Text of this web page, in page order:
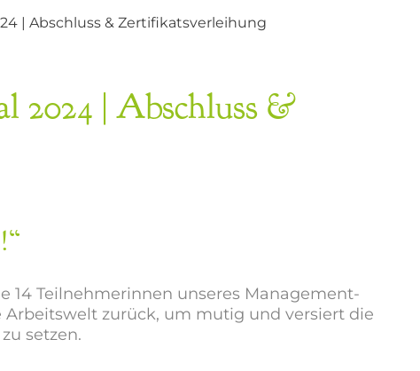
| Abschluss & Zertifikatsverleihung
2024 | Abschluss &
14 Teilnehmerinnen unseres Management-
zurück, um mutig und versiert die
setzen.